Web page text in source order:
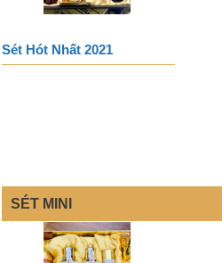
Sét Hót Nhất 2021
SÉT MINI